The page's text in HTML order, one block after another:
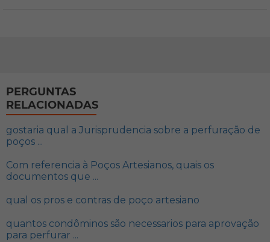
PERGUNTAS
RELACIONADAS
gostaria qual a Jurisprudencia sobre a perfuração de
poços ...
Com referencia à Poços Artesianos, quais os
documentos que ...
qual os pros e contras de poço artesiano
quantos condôminos são necessarios para aprovação
para perfurar ...